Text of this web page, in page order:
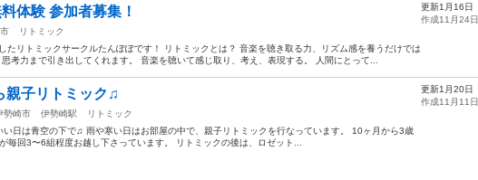
体験 参加者募集！
リトミック
たリトミックサークルたんぽぽです！ リトミックとは？ 音楽を聴き取る力、リズム感を養うだけでは
考力まで引き出してくれます。 音楽を聴いて感じ取り、考え、表現する。 人間にとって...
更新1月16日
作成11月24日
親子リトミック♫
勢崎市 伊勢崎駅
リトミック
い日は青空の下で♫ 雨や寒い日はお部屋の中で、親子リトミックを行なっています。 10ヶ月から3歳
毎回3〜6組程度お越し下さっています。 リトミックの後は、ロゼット...
更新1月20日
作成11月11日